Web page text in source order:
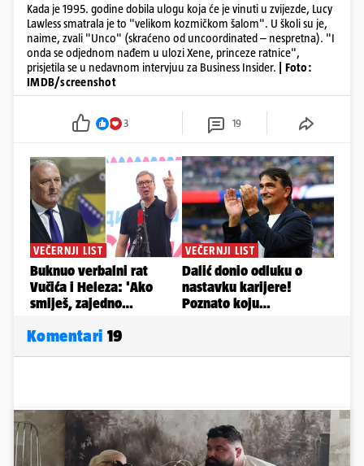
Kada je 1995. godine dobila ulogu koja će je vinuti u zvijezde, Lucy
Lawless smatrala je to "velikom kozmičkom šalom". U školi su je,
naime, zvali "Unco" (skraćeno od uncoordinated – nespretna). "I
onda se odjednom nađem u ulozi Xene, princeze ratnice",
prisjetila se u nedavnom intervjuu za Business Insider.
| Foto:
IMDB/screenshot
3 19
Komentari 19